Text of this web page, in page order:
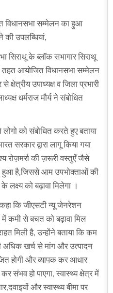
विधानसभा सम्मेलन का हुआ
उपलब्धियां,
सिराथू के ब्लॉक सभागार सिराथू
तहत आयोजित विधानसभा सम्मेलन
क्षेत्रीय उपाध्यक्ष व जिला प्रभारी
धर्मराज मौर्य ने संबोधित
को संबोधित करते हुए बताया
सरकार द्वारा लागू किया गया
रोज़मर्रा की ज़रूरी वस्तुएँ जैसे
हुआ है,जिससे आम उपभोक्ताओं की
लक्ष्य को बढ़ावा मिलेगा ।
कहा कि जीएसटी न्यू जेनरेशन
में कमी से बचत को बढ़ावा मिल
मिली है, उन्होंने बताया कि कम
अधिक खर्च से मांग और उत्पादन
होगी और व्यापक कर आधार
संभव हो पाएगा, स्वास्थ्य क्षेत्र में
और स्वास्थ्य बीमा पर